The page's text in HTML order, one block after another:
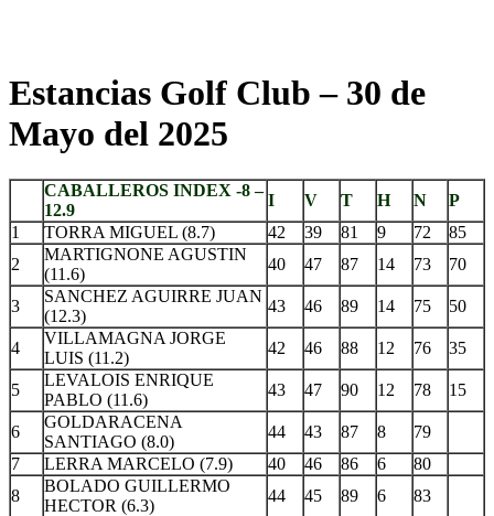
Estancias Golf Club – 30 de
Mayo del 2025
CABALLEROS INDEX -8 –
12.9
I V T H N
P
1
TORRA MIGUEL (8.7) 42 39 81 9 72
85
2
MARTIGNONE AGUSTIN
(11.6)
40 47 87 14 73 70
3
SANCHEZ AGUIRRE JUAN
(12.3)
43 46 89 14 75 50
4
VILLAMAGNA JORGE
LUIS (11.2)
42 46 88 12 76 35
5
LEVALOIS ENRIQUE
PABLO (11.6)
43 47 90 12 78 15
6
GOLDARACENA
SANTIAGO (8.0)
44 43 87 8
79
7
LERRA MARCELO (7.9) 40 46 86 6
80
8
BOLADO GUILLERMO
HECTOR (6.3)
44 45 89 6
83